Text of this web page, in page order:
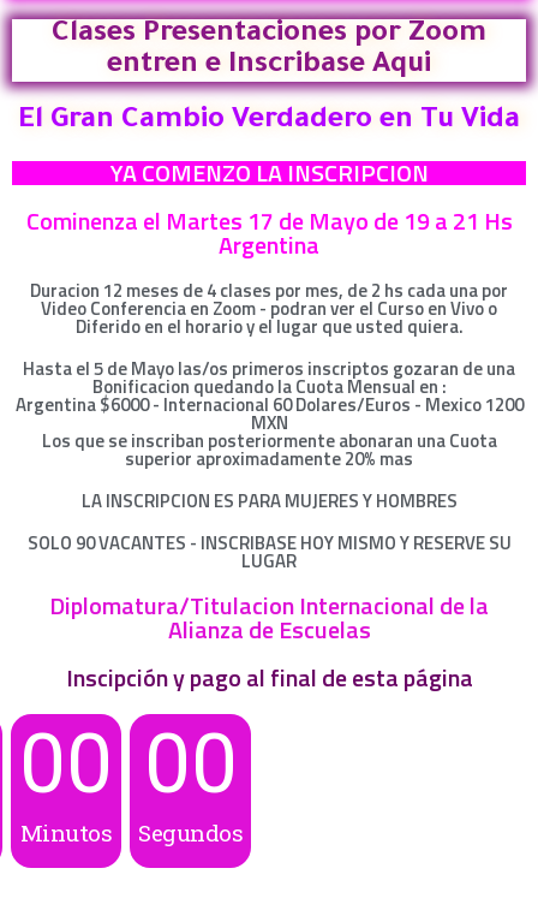
Clases Presentaciones por Zoom
entren e Inscribase Aqui
El Gran Cambio Verdadero en Tu Vida
YA COMENZO LA INSCRIPCION
Cominenza el Martes 17 de Mayo de 19 a 21 Hs
Argentina
Duracion 12 meses de 4 clases por mes, de 2 hs cada una por
Video Conferencia en Zoom - podran ver el Curso en Vivo o
Diferido en el horario y el lugar que usted quiera.
Hasta el 5 de Mayo las/os primeros inscriptos gozaran de una
Bonificacion quedando la Cuota Mensual en :
Argentina $6000 - Internacional 60 Dolares/Euros - Mexico 1200
MXN
Los que se inscriban posteriormente abonaran una Cuota
superior aproximadamente 20% mas
LA INSCRIPCION ES PARA MUJERES Y HOMBRES
SOLO 90 VACANTES - INSCRIBASE HOY MISMO Y RESERVE SU
LUGAR
Diplomatura/Titulacion Internacional de la
Alianza de Escuelas
Inscipción y pago al final de esta página
00
Minutos
00
Segundos